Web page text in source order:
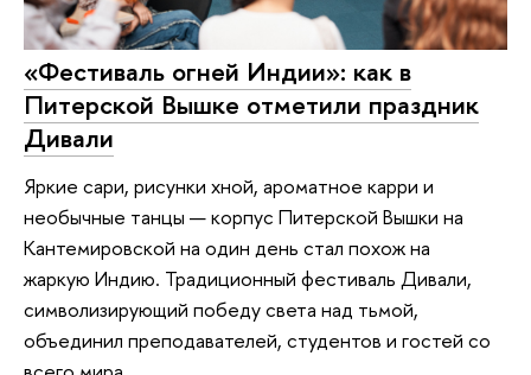
«Фестиваль огней Индии»: как в
Питерской Вышке отметили праздник
Дивали
Яркие сари, рисунки хной, ароматное карри и
необычные танцы — корпус Питерской Вышки на
Кантемировской на один день стал похож на
жаркую Индию. Традиционный фестиваль Дивали,
символизирующий победу света над тьмой,
объединил преподавателей, студентов и гостей со